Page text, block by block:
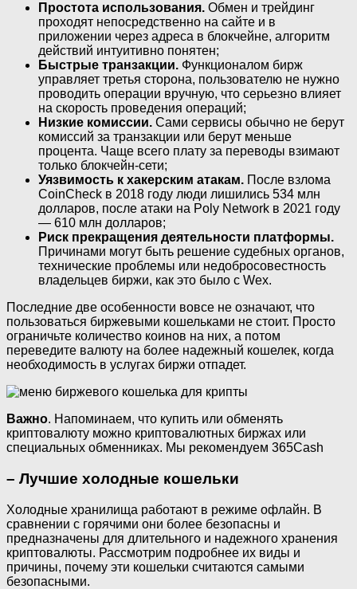
Простота использования. Обмен и трейдинг
проходят непосредственно на сайте и в
приложении через адреса в блокчейне, алгоритм
действий интуитивно понятен;
Быстрые транзакции. Функционалом бирж
управляет третья сторона, пользователю не нужно
проводить операции вручную, что серьезно влияет
на скорость проведения операций;
Низкие комиссии. Сами сервисы обычно не берут
комиссий за транзакции или берут меньше
процента. Чаще всего плату за переводы взимают
только блокчейн-сети;
Уязвимость к хакерским атакам. После взлома
CoinCheck в 2018 году люди лишились 534 млн
долларов, после атаки на Poly Network в 2021 году
— 610 млн долларов;
Риск прекращения деятельности платформы.
Причинами могут быть решение судебных органов,
технические проблемы или недобросовестность
владельцев биржи, как это было с Wex.
Последние две особенности вовсе не означают, что
пользоваться биржевыми кошельками не стоит. Просто
ограничьте количество коинов на них, а потом
переведите валюту на более надежный кошелек, когда
необходимость в услугах биржи отпадет.
Важно. Напоминаем, что купить или обменять
криптовалюту можно криптовалютных биржах или
специальных обменниках. Мы рекомендуем 365Cash
– Лучшие холодные кошельки
Холодные хранилища работают в режиме офлайн. В
сравнении с горячими они более безопасны и
предназначены для длительного и надежного хранения
криптовалюты. Рассмотрим подробнее их виды и
причины, почему эти кошельки считаются самыми
безопасными.